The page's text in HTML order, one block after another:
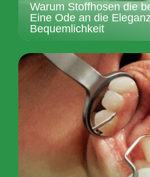
Warum Stoffhosen die
Eine Ode an die
Bequemlichkeit